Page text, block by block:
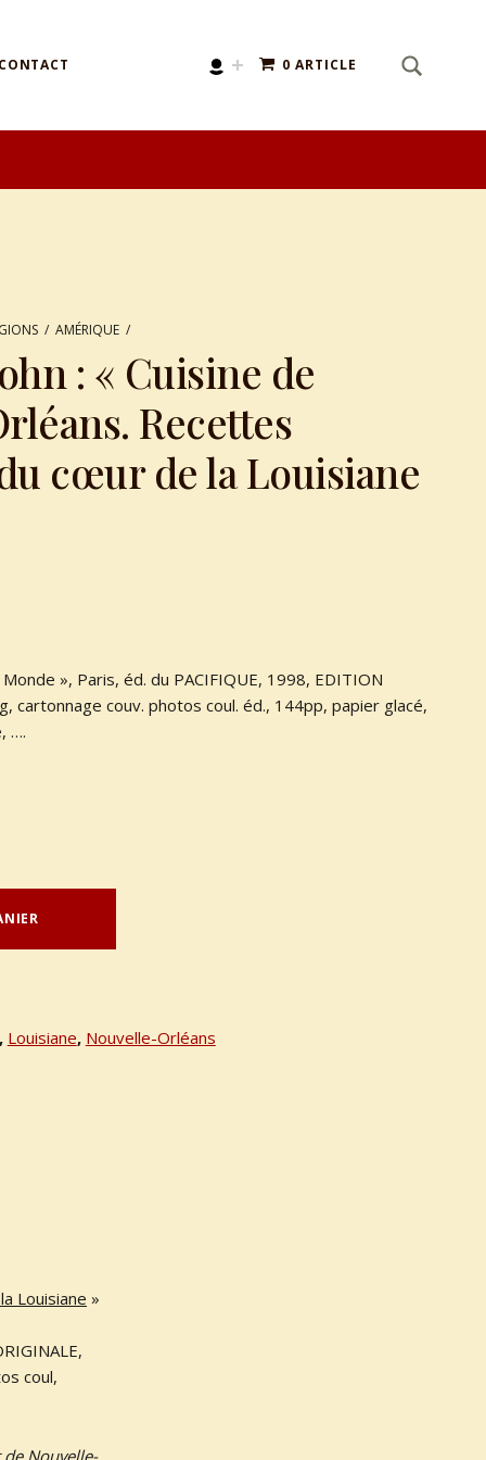
0 ARTICLE Search for:
/ AMÉRIQUE /
: « Cuisine de
Recettes
cœur de la Louisiane
», Paris, éd. du PACIFIQUE, 1998, EDITION
cartonnage couv. photos coul. éd., 144pp, papier glacé,
….
Louisiane, Nouvelle-Orléans
Louisiane »
coul,
Nouvelle-